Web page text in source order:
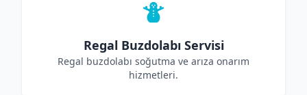
Regal Buzdolabı Servisi
Regal buzdolabı soğutma ve arıza onarım
hizmetleri.